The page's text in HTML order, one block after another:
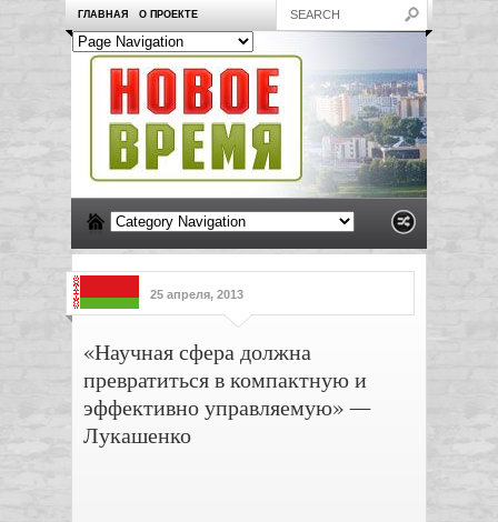
ГЛАВНАЯ О ПРОЕКТЕ
25 апреля, 2013
«Научная сфера должна
превратиться в компактную и
эффективно управляемую» —
Лукашенко